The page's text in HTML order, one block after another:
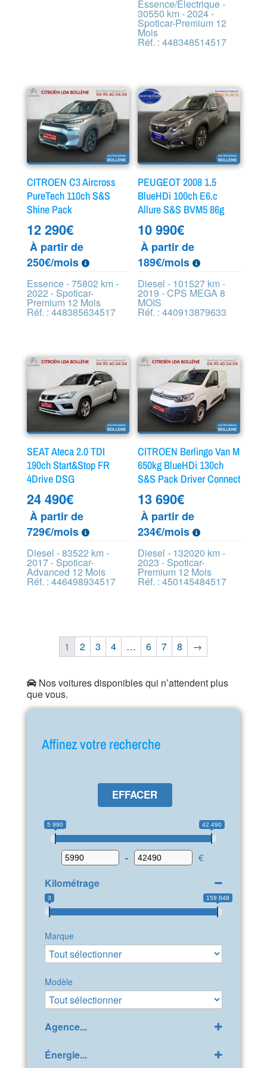
Essence/Electrique -
30550 km - 2024 -
Spoticar-Premium 12
Mois
Réf. : 448348514517
CITROEN C3 Aircross
PureTech 110ch S&S
Shine Pack
12 290€
À partir de
250€/mois
Essence - 75802 km -
2022 - Spoticar-
Premium 12 Mois
Réf. : 448385634517
PEUGEOT 2008 1.5
BlueHDi 100ch E6.c
Allure S&S BVM5 86g
10 990€
À partir de
189€/mois
Diesel - 101527 km -
2019 - CPS MEGA 8
MOIS
Réf. : 440913879633
SEAT Ateca 2.0 TDI
190ch Start&Stop FR
4Drive DSG
24 490€
À partir de
729€/mois
Diesel - 83522 km -
2017 - Spoticar-
Advanced 12 Mois
Réf. : 446498934517
CITROEN Berlingo Van M
650kg BlueHDi 130ch
S&S Pack Driver Connect
13 690€
À partir de
234€/mois
Diesel - 132020 km -
2023 - Spoticar-
Premium 12 Mois
Réf. : 450145484517
1 2 3 4 … 6 7 8 →
Nos voitures disponibles qui n’attendent plus
que vous.
Affinez votre recherche
EFFACER
5 990 42 490
-
€
Kilométrage
3 159 848
Marque
Modèle
Agence...
LDA Citroën Bollène
Énergie...